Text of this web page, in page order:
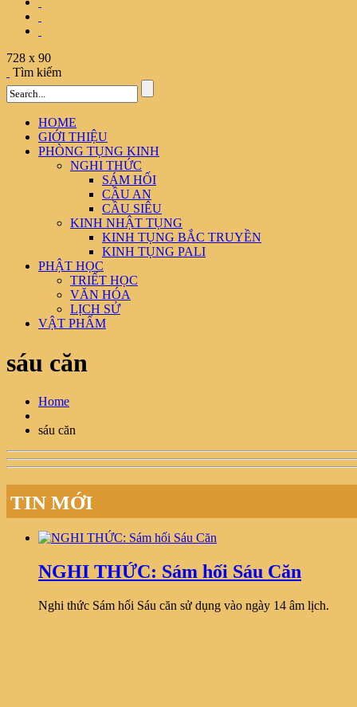
728 x 90
Tìm kiếm
HOME
GIỚI THIỆU
PHÒNG TỤNG KINH
NGHI THỨC
SÁM HỐI
CẦU AN
CẦU SIÊU
KINH NHẬT TỤNG
KINH TỤNG BẮC TRUYỀN
KINH TỤNG PALI
PHẬT HỌC
TRIẾT HỌC
VĂN HÓA
LỊCH SỬ
VẬT PHẨM
sáu căn
Home
sáu căn
TIN MỚI
NGHI THỨC: Sám hối Sáu Căn
Nghi thức Sám hối Sáu căn sử dụng vào ngày 14 âm lịch.